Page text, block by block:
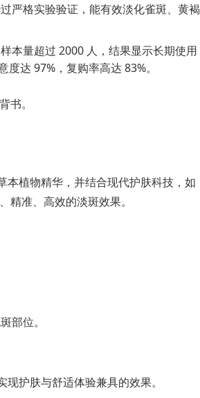
严格实验验证，能有效淡化雀斑、黄褐
本量超过 2000 人，结果显示长期使用
达 97%，复购率高达 83%。
书。
本植物精华，并结合现代护肤科技，如
准、高效的淡斑效果。
部位。
护肤与舒适体验兼具的效果。